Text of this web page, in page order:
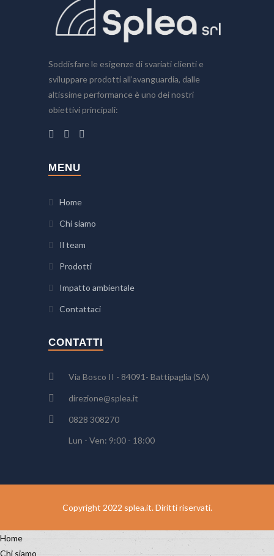
Soddisfare le esigenze di svariati clienti e
sviluppare prodotti all’avanguardia, dalle
altissime performance è uno dei nostri
obiettivi principali:
MENU
Home
Chi siamo
Il team
Prodotti
Impatto ambientale
Contattaci
CONTATTI
Via Bosco II - 84091- Battipaglia (SA)
direzione@splea.it
0828 308270
Lun - Ven: 9:00 - 18:00
Copyright 2022 splea.it. Diritti riservati.
Home
Chi siamo